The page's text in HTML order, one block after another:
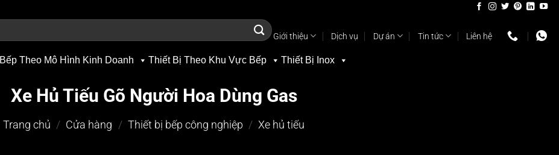
Giới thiệu Dịch vụ Dự án Tin tức Liên hệ
Bếp Theo Mô Hình Kinh Doanh Thiết Bị Theo Khu Vực Bếp Thiết Bị Inox
Xe Hủ Tiếu Gõ Người Hoa Dùng Gas
Trang chủ / Cửa hàng / Thiết bị bếp công nghiệp / Xe hủ tiếu